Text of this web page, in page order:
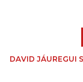
DAVID JÁUREGUI